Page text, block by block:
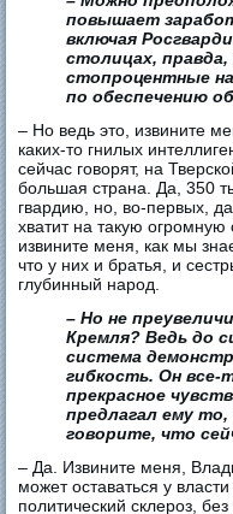
повышает
включая
столицах,
стопроцентные
по обеспечению
– Но ведь это, извините
каких-то гнилых
сейчас говорят, на
большая страна. Да, 350
гвардию, но, во-первых,
хватит на такую
извините меня, как мы
что у них и братья, и
глубинный народ.
– Но не
Кремля? Ведь до
система
гибкость. Он все-
прекрасное
предлагал ему
говорите, что
– Да. Извините меня,
может оставаться у
политический склероз,